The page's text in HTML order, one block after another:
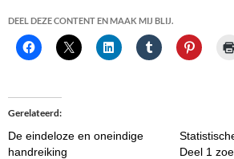
DEEL DEZE CONTENT EN MAAK MIJ BLIJ.
Gerelateerd
De eindeloze en oneindige
handreiking
Deel 1